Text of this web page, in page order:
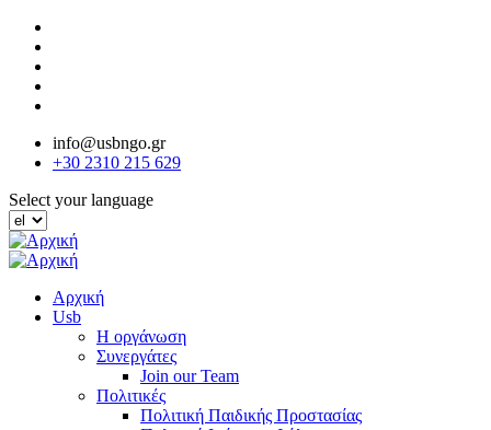
Παράκαμψη
προς
κυρίως
περιεχόμενο
info@usbngo.gr
+30 2310 215 629
Select your language
Αρχική
Usb
Η οργάνωση
Συνεργάτες
Join our Team
Πολιτικές
Πολιτική Παιδικής Προστασίας